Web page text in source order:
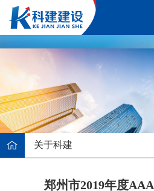
关于科建
郑州市2019年度